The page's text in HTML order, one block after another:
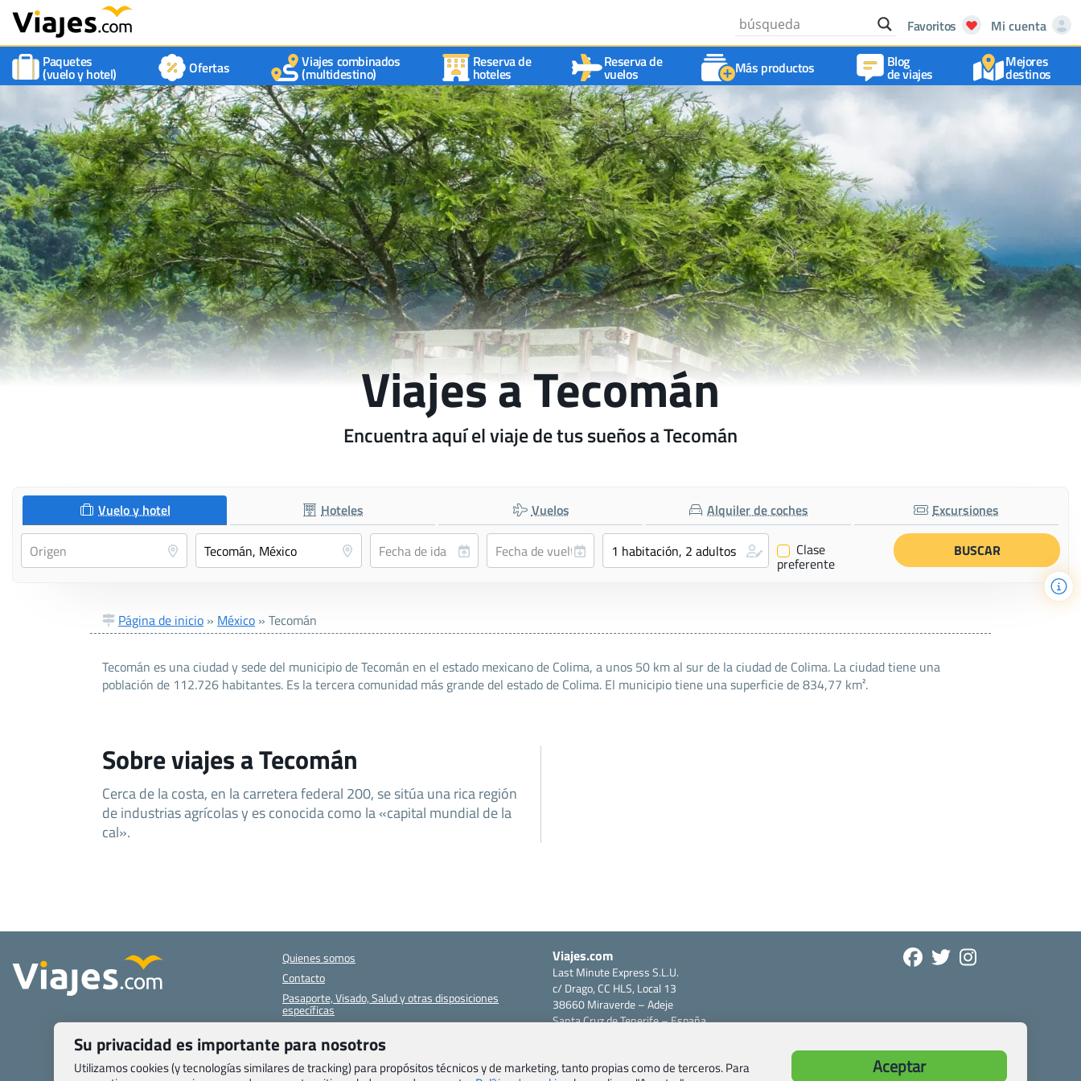
Favoritos
Mi cuenta
Paquetes
(vuelo y hotel) Ofertas Viajes combinados
(multidestino)
Reserva de
hoteles
Reserva de
vuelos Más productos Blog
de viajes
Mejores
destinos
Viajes a Tecomán
Encuentra aquí el viaje de tus sueños a Tecomán
Vuelo y hotel Hoteles Vuelos Alquiler de coches Excursiones
✔ Clase
preferente
Página de inicio » México » Tecomán
Tecomán es una ciudad y sede del municipio de Tecomán en el estado mexicano de Colima, a unos 50 km al sur de la ciudad de Colima. La ciudad tiene una
población de 112.726 habitantes. Es la tercera comunidad más grande del estado de Colima. El municipio tiene una superficie de 834,77 km².
Sobre viajes a Tecomán
Cerca de la costa, en la carretera federal 200, se sitúa una rica región
de industrias agrícolas y es conocida como la «capital mundial de la
cal».
Quienes somos
Contacto
Pasaporte, Visado, Salud y otras disposiciones
específicas
Registro de agencias
Preguntas frecuentes
Viajes.com
Last Minute Express S.L.U.
c/ Drago, CC HLS, Local 13
38660 Miraverde – Adeje
Santa Cruz de Tenerife – España
Su privacidad es importante para nosotros
Utilizamos cookies (y tecnologías similares de tracking) para propósitos técnicos y de marketing, tanto propias como de terceros. Para
Aceptar